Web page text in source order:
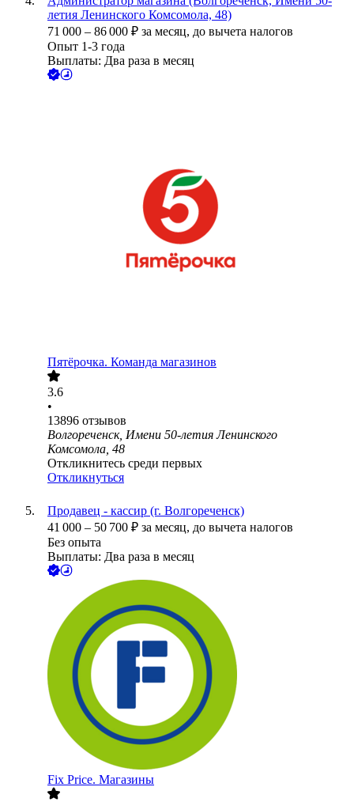
летия Ленинского Комсомола, 48)
71 000 – 86 000 ₽ за месяц, до вычета налогов
Опыт 1-3 года
Выплаты: Два раза в месяц
Пятёрочка. Команда магазинов
3.6
•
13896 отзывов
Волгореченск, Имени 50-летия Ленинского
Комсомола, 48
Откликнитесь среди первых
Откликнуться
Продавец - кассир (г. Волгореченск)
41 000 – 50 700 ₽ за месяц, до вычета налогов
Без опыта
Выплаты: Два раза в месяц
Fix Price. Магазины